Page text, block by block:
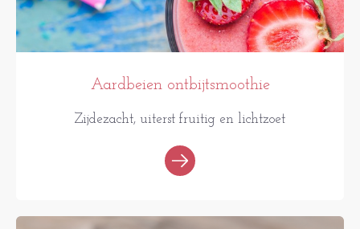
Aardbeien ontbijtsmoothie
Zijdezacht, uiterst fruitig en lichtzoet